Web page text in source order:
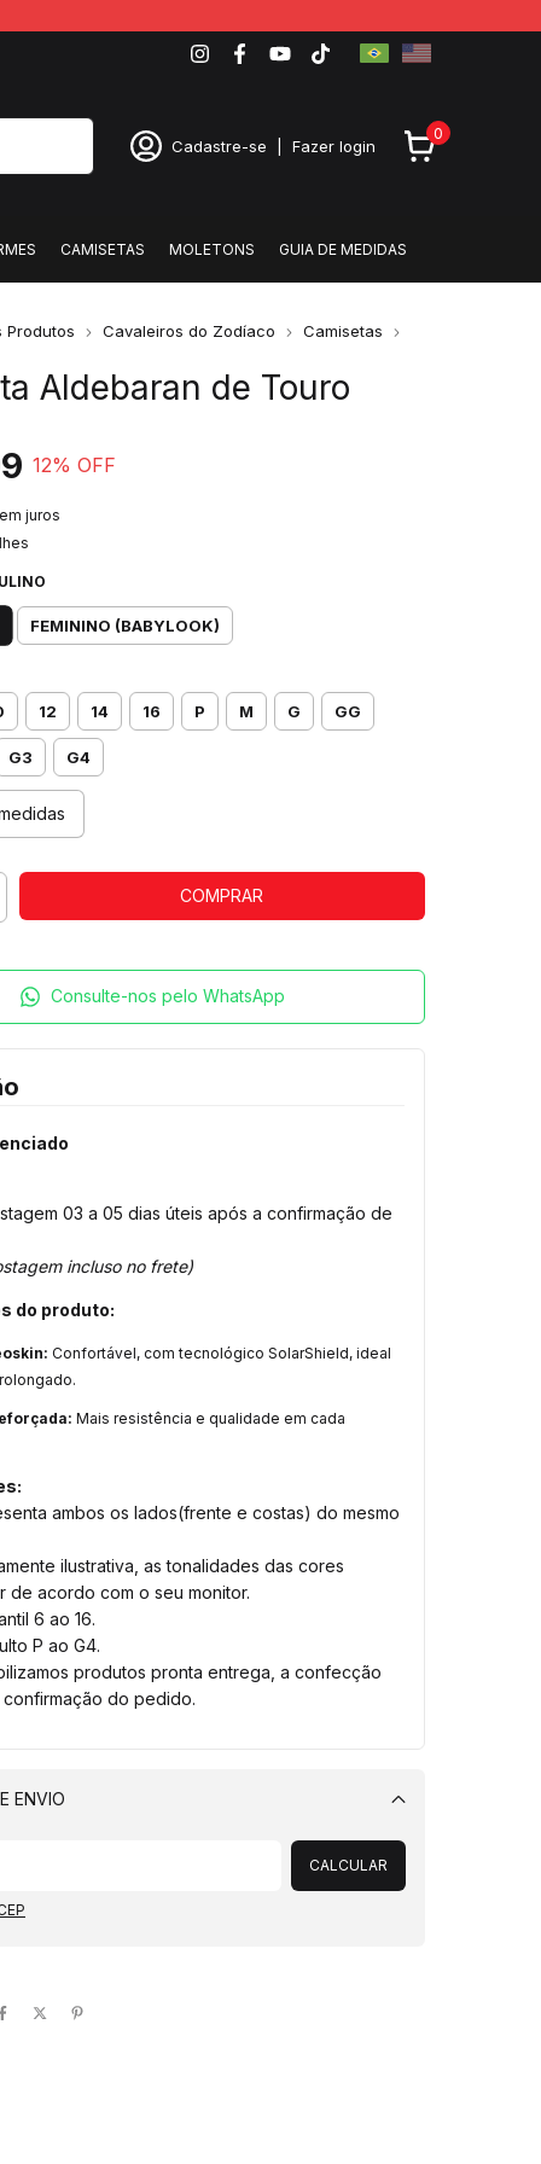
Cadastre-se Fazer login
0
CAMISETAS MOLETONS GUIA DE MEDIDAS
Produtos Cavaleiros do Zodíaco
Camisetas
Aldebaran de Touro
12% OFF
juros
FEMININO (BABYLOOK)
12 14 16 P M G GG
G3 G4
Consulte-nos pelo WhatsApp
03 a 05 dias úteis após a confirmação de
incluso no frete)
do produto:
Confortável, com tecnológico SolarShield, ideal
Mais resistência e qualidade em cada
ambos os lados(frente e costas) do mesmo
ilustrativa, as tonalidades das cores
de acordo com o seu monitor.
6 ao 16.
P ao G4.
produtos pronta entrega, a confecção
confirmação do pedido.
ENVIO
Alterar CEP
CALCULAR